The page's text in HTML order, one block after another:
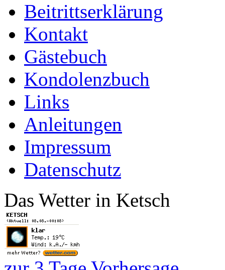
Beitrittserklärung
Kontakt
Gästebuch
Kondolenzbuch
Links
Anleitungen
Impressum
Datenschutz
Das Wetter in Ketsch